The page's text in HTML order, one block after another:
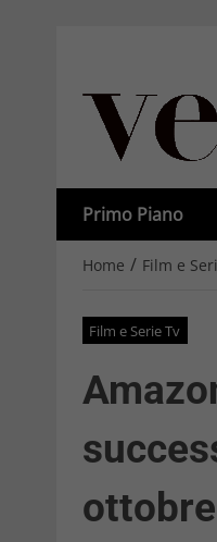
Primo Piano
Home / Film e
Film e Serie Tv
ottobre